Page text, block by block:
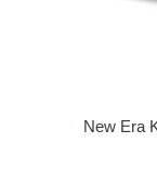
New Era